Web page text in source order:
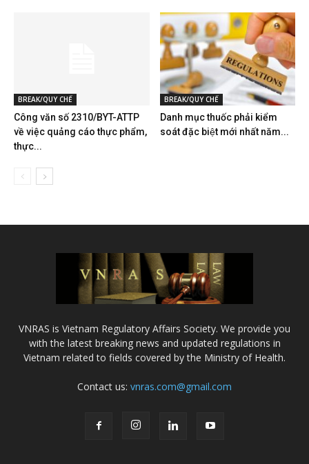
BREAK/QUY CHẾ
Công văn số 2310/BYT-ATTP
về việc quảng cáo thực phẩm,
thực...
BREAK/QUY CHẾ
Danh mục thuốc phải kiểm
soát đặc biệt mới nhất năm...
VNRAS is Vietnam Regulatory Affairs Society. We provide you
with the latest breaking news and updated regulations in
Vietnam related to fields covered by the Ministry of Health.
Contact us: vnras.com@gmail.com